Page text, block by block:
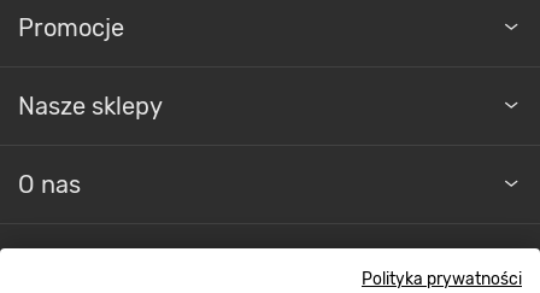
Polityka prywatności
Promocje
Nasze sklepy
O nas